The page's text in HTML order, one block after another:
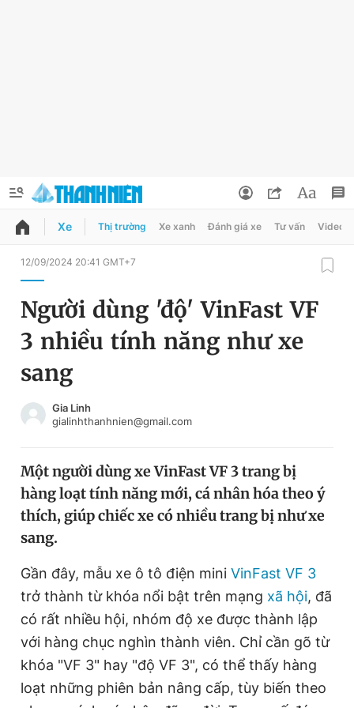
QUẢNG CÁO
Chuyên mục
Chuyên mục khác
Chào ngày mới
Video Magazine
Sản phẩm khác
Tiện ích Bạn cần biết
Thông tin tòa soạn Liên hệ quảng cáo
Đổi mật khẩu
Tin đã lưu
Tin đã xem
Đăng xuất
Xe Thị trường Xe xanh Đánh giá xe Tư vấn Video
12/09/2024 20:41 GMT+7
Người dùng 'độ' VinFast VF
3 nhiều tính năng như xe
sang
Gia Linh
gialinhthanhnien@gmail.com
Một người dùng xe VinFast VF 3 trang bị
hàng loạt tính năng mới, cá nhân hóa theo ý
thích, giúp chiếc xe có nhiều trang bị như xe
sang.
Gần đây, mẫu xe ô tô điện mini VinFast VF 3
trở thành từ khóa nổi bật trên mạng xã hội, đã
có rất nhiều hội, nhóm độ xe được thành lập
với hàng chục nghìn thành viên. Chỉ cần gõ từ
khóa "VF 3" hay "độ VF 3", có thể thấy hàng
loạt những phiên bản nâng cấp, tùy biến theo